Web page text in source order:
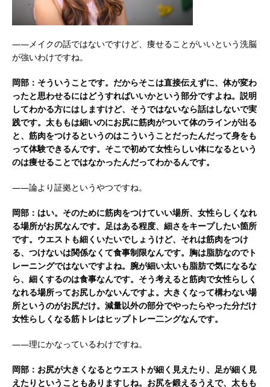
――メイクの話ではないですけど、痩せることがいいという洗脳
が強いわけですね。
岡部：そういうことです。だからそこは直接伝えずに、体が変わ
ったと思わせるにはどうすればいいかという部分ですよね。説明
してわかる方にはしますけど、そうではないなら話はしないで実
践です。太ももは細いのにお尻に筋肉がついて体のラインが出る
と、筋肉をつけるというのはこういうことだったんだって身をも
って体験できるんです。そこで初めて女性らしい体になるという
のは痩せることではなかったんだってわかるんです。
――論より証拠というやつですね。
岡部：はい。そのために筋肉をつけていい場所、女性らしくなれ
る場所がお尻なんです。足はある程度、細さをキープしたい箇所
です。ウエストも細くいたいでしょうけど、それは筋肉をつけ
る、つけないは関係なくて食事制限なんです。胸は脂肪なのでト
レーニングではないですよね。腕が細い太いも脂肪で気になるな
ら、細くするのは食事なんです。そう考えると筋肉で女性らしく
なれる場所ってお尻しかないんですよ。大きくなって構わない場
所というのがお尻だけ。減量以外の部分でやったらやった分だけ
女性らしくなる筋トレはヒップトレー二ングなんです。
――理にかなっているわけですね。
岡部：お尻が大きくなるとウエストが細く見えたり、足が細く見
えたりということもありますしね。お尻を鍛えるうえで、太もも